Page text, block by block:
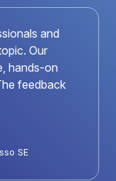
and
Our
hands-on
feedback
SE